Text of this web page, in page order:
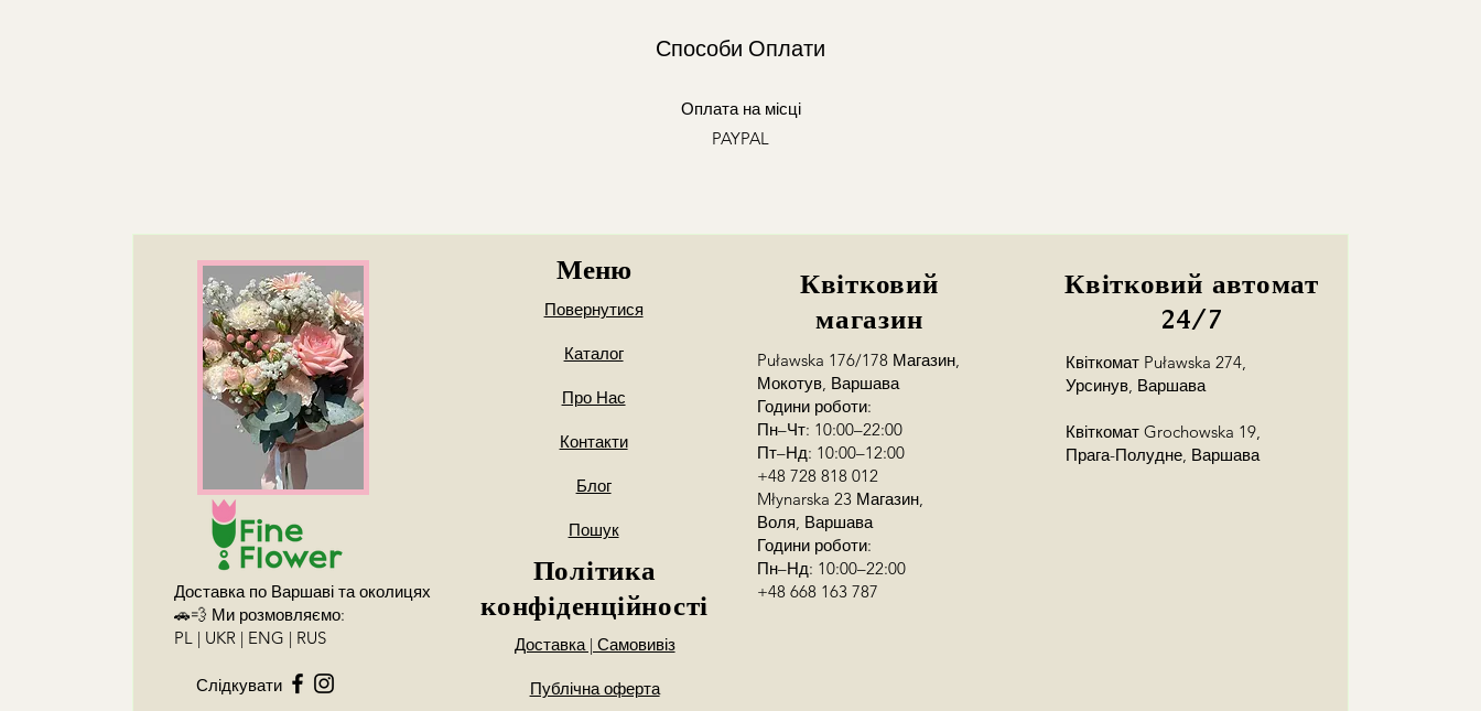
Способи Оплати
Оплата на місці
PAYPAL
Доставка по Варшаві та околицях
🚗💨 Ми розмовляємо:
PL | UKR | ENG | RUS
Слідкувати
Меню
Повернутися
Каталог
Про Нас
Контакти
Блог
Пошук
Політика
конфіденційності
Доставка | Самовивіз
Публічна оферта
Квітковий
магазин
Puławska 176/178 Магазин,
Мокотув, Варшава
Години роботи:
Пн–Чт: 10:00–22:00
Пт–Нд: 10:00–12:00
+48 728 818 012
Młynarska 23 Магазин,
Воля, Варшава
Години роботи:
Пн–Нд: 10:00–22:00
+48 668 163 787
Квітковий автомат
24/7
Квіткомат Puławska 274,
Урсинув, Варшава
Квіткомат Grochowska 19,
Прага-Полудне, Варшава